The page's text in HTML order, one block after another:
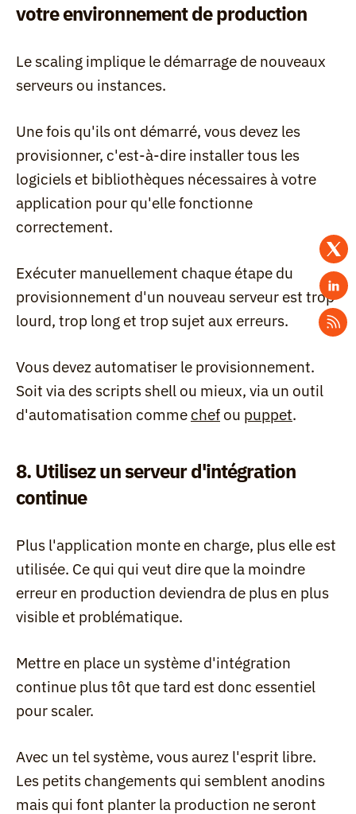
votre environnement de production
Le scaling implique le démarrage de nouveaux
serveurs ou instances.
Une fois qu'ils ont démarré, vous devez les
provisionner, c'est-à-dire installer tous les
logiciels et bibliothèques nécessaires à votre
application pour qu'elle fonctionne
correctement.
Exécuter manuellement chaque étape du
provisionnement d'un nouveau serveur est trop
lourd, trop long et trop sujet aux erreurs.
Vous devez automatiser le provisionnement.
Soit via des scripts shell ou mieux, via un outil
d'automatisation comme chef ou puppet.
8. Utilisez un serveur d'intégration
continue
Plus l'application monte en charge, plus elle est
utilisée. Ce qui qui veut dire que la moindre
erreur en production deviendra de plus en plus
visible et problématique.
Mettre en place un système d'intégration
continue plus tôt que tard est donc essentiel
pour scaler.
Avec un tel système, vous aurez l'esprit libre.
Les petits changements qui semblent anodins
mais qui font planter la production ne seront